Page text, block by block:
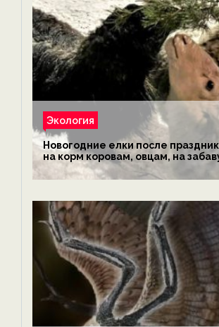
Экология
Новогодние елки после
на корм коровам, овцам, на
обезьянам, львам и леопардам —
экологии на ECOportal